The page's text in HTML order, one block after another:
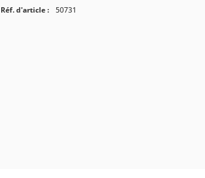
Réf. d'article :
50731